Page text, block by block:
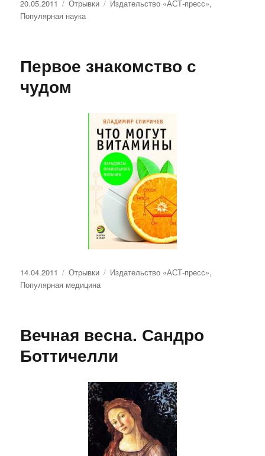
Опубликовано
20.05.2011 Рубрики
Отрывки Метки
Издательство «АСТ-пресс»,
Популярная наука
Первое знакомство с
чудом
Опубликовано
14.04.2011 Рубрики
Отрывки Метки
Издательство «АСТ-пресс»,
Популярная медицина
Вечная весна. Сандро
Боттичелли